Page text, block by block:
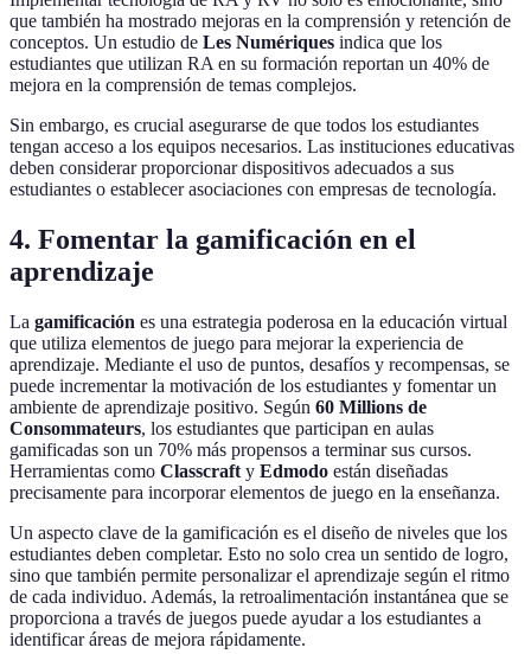
que también ha mostrado mejoras en la comprensión y retención de
conceptos. Un estudio de Les Numériques indica que los
estudiantes que utilizan RA en su formación reportan un 40% de
mejora en la comprensión de temas complejos.
Sin embargo, es crucial asegurarse de que todos los estudiantes
tengan acceso a los equipos necesarios. Las instituciones educativas
deben considerar proporcionar dispositivos adecuados a sus
estudiantes o establecer asociaciones con empresas de tecnología.
4. Fomentar la gamificación en el
aprendizaje
La gamificación es una estrategia poderosa en la educación virtual
que utiliza elementos de juego para mejorar la experiencia de
aprendizaje. Mediante el uso de puntos, desafíos y recompensas, se
puede incrementar la motivación de los estudiantes y fomentar un
ambiente de aprendizaje positivo. Según 60 Millions de
Consommateurs, los estudiantes que participan en aulas
gamificadas son un 70% más propensos a terminar sus cursos.
Herramientas como Classcraft y Edmodo están diseñadas
precisamente para incorporar elementos de juego en la enseñanza.
Un aspecto clave de la gamificación es el diseño de niveles que los
estudiantes deben completar. Esto no solo crea un sentido de logro,
sino que también permite personalizar el aprendizaje según el ritmo
de cada individuo. Además, la retroalimentación instantánea que se
proporciona a través de juegos puede ayudar a los estudiantes a
identificar áreas de mejora rápidamente.